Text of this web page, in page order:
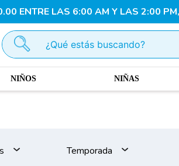
ENTRE LAS 6:00 AM Y LAS 2:00
¿Qué estás buscando?
NIÑOS NIÑAS
Temporada